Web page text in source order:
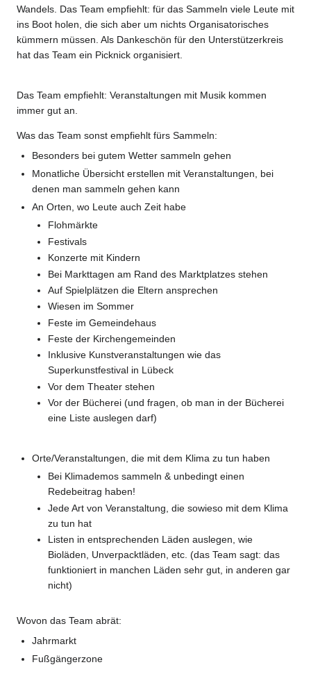
Wandels. Das Team empfiehlt: für das Sammeln viele Leute mit
ins Boot holen, die sich aber um nichts Organisatorisches
kümmern müssen. Als Dankeschön für den Unterstützerkreis
hat das Team ein Picknick organisiert.
Das Team empfiehlt: Veranstaltungen mit Musik kommen
immer gut an.
Was das Team sonst empfiehlt fürs Sammeln:
Besonders bei gutem Wetter sammeln gehen
Monatliche Übersicht erstellen mit Veranstaltungen, bei
denen man sammeln gehen kann
An Orten, wo Leute auch Zeit habe
Flohmärkte
Festivals
Konzerte mit Kindern
Bei Markttagen am Rand des Marktplatzes stehen
Auf Spielplätzen die Eltern ansprechen
Wiesen im Sommer
Feste im Gemeindehaus
Feste der Kirchengemeinden
Inklusive Kunstveranstaltungen wie das
Superkunstfestival in Lübeck
Vor dem Theater stehen
Vor der Bücherei (und fragen, ob man in der Bücherei
eine Liste auslegen darf)
Orte/Veranstaltungen, die mit dem Klima zu tun haben
Bei Klimademos sammeln & unbedingt einen
Redebeitrag haben!
Jede Art von Veranstaltung, die sowieso mit dem Klima
zu tun hat
Listen in entsprechenden Läden auslegen, wie
Bioläden, Unverpacktläden, etc. (das Team sagt: das
funktioniert in manchen Läden sehr gut, in anderen gar
nicht)
Wovon das Team abrät:
Jahrmarkt
Fußgängerzone